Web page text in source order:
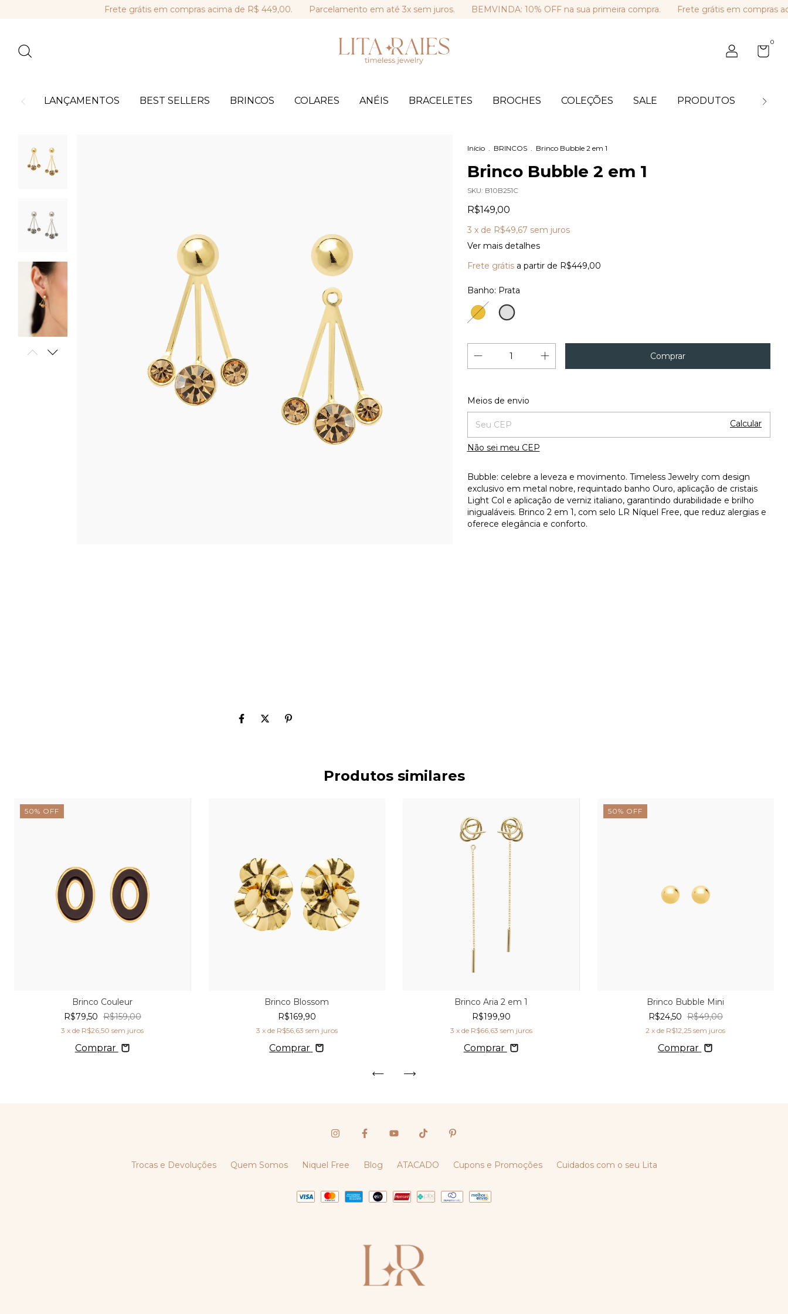
Frete grátis em compras acima de R$ 449,00. Parcelamento em até 3x sem juros. BEMVINDA: 10% OFF na sua primeira compra. Frete grátis em compras acima
0
LANÇAMENTOS BEST SELLERS BRINCOS COLARES ANÉIS BRACELETES BROCHES COLEÇÕES SALE PRODUTOS BLOG
Início . BRINCOS . Brinco Bubble 2 em 1
Brinco Bubble 2 em 1
SKU: B10B251C
R$149,00
3 x de R$49,67 sem juros
Ver mais detalhes
Frete grátis a partir de R$449,00
Banho: Prata
Ouro
18K
Prata
Entregas para o CEP:
Meios de envio
Calcular
Não sei meu CEP
Bubble: celebre a leveza e movimento. Timeless Jewelry com design
exclusivo em metal nobre, requintado banho Ouro, aplicação de cristais
Light Col e aplicação de verniz italiano, garantindo durabilidade e brilho
inigualáveis. Brinco 2 em 1, com selo LR Níquel Free, que reduz alergias e
oferece elegância e conforto.
Produtos similares
50% OFF
Brinco Couleur
R$79,50 R$159,00
3 x de R$26,50 sem juros
Comprar
Brinco Blossom
R$169,90
3 x de R$56,63 sem juros
Comprar
Brinco Aria 2 em 1
R$199,90
3 x de R$66,63 sem juros
Comprar
50% OFF
Brinco Bubble Mini
R$24,50 R$49,00
2 x de R$12,25 sem juros
Comprar
Trocas e Devoluções Quem Somos Niquel Free Blog ATACADO Cupons e Promoções Cuidados com o seu Lita